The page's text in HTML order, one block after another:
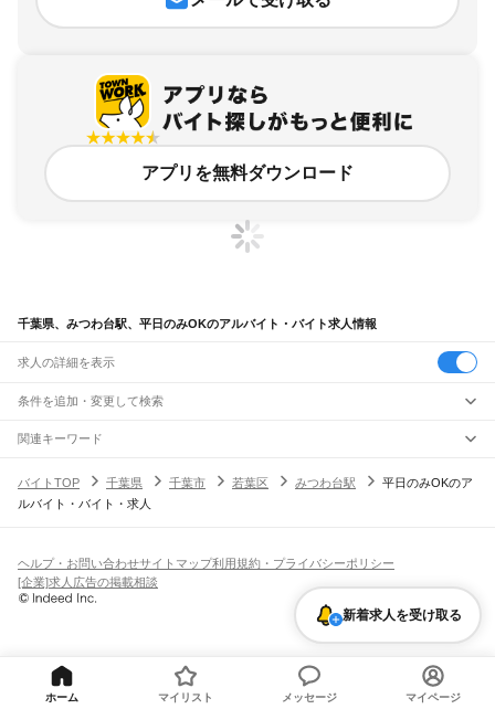
アプリを無料ダウンロード
千葉県、みつわ台駅、平日のみOKのアルバイト・バイト求人情報
求人の詳細を表示
条件を追加・変更して検索
市区町村を追加・変更
千葉県すべて
千葉市すべて
旭市習志野市柏市勝浦市市原市流山市八千代市我孫子市鴨川市鎌ケ谷市
君津市富津市浦安市 印西市白井市富里市南房総市
匝瑳市香取市 印旛郡 香取郡山武郡 長生郡夷隅郡
駅を追加・変更
JR中央・総武線
市川駅本八幡駅下総中山駅 津田沼駅幕張本郷駅幕張駅
新検見川駅
南酒々井駅
日向駅 横芝駅飯倉駅 干潟駅
飯岡駅倉橋駅 松岸駅銚子駅
職種を追加・変更
飲食・フードサービスすべて
ホールスタッフキッチンスタッフ
パン屋（ベーカリー）
バー（BAR）・バーテンダー
飲食店（店長・マネージャー）
営業テレフォンアポインター（テレアポ） ルートセールス
フードカウンター販売員
アパレル
家電量販店・携帯販売（携帯ショップ）
販売店（店長・マネージャー） その他販売
人気
日払いOK高校生歓迎 髪型・髪色自由
留学生・外国人活躍中
シフト
土日祝のみOK
平日のみOK 週1日からOK 週2・3日からOK
週4日以上OK
雇用形態を追加・変更
派遣社員
業務委託
関連キーワード
バイトTOP
千葉県 千葉市 若葉区 みつわ台駅
平日のみOKのア
ルバイト・バイト・求人
新着求人を受け取る
ヘルプ・お問い合わせサイトマップ利用規約・プライバシーポリシー
[企業]求人広告の掲載相談
ホーム マイリスト メッセージ マイページ